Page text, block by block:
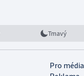
Tmavý
Pro média